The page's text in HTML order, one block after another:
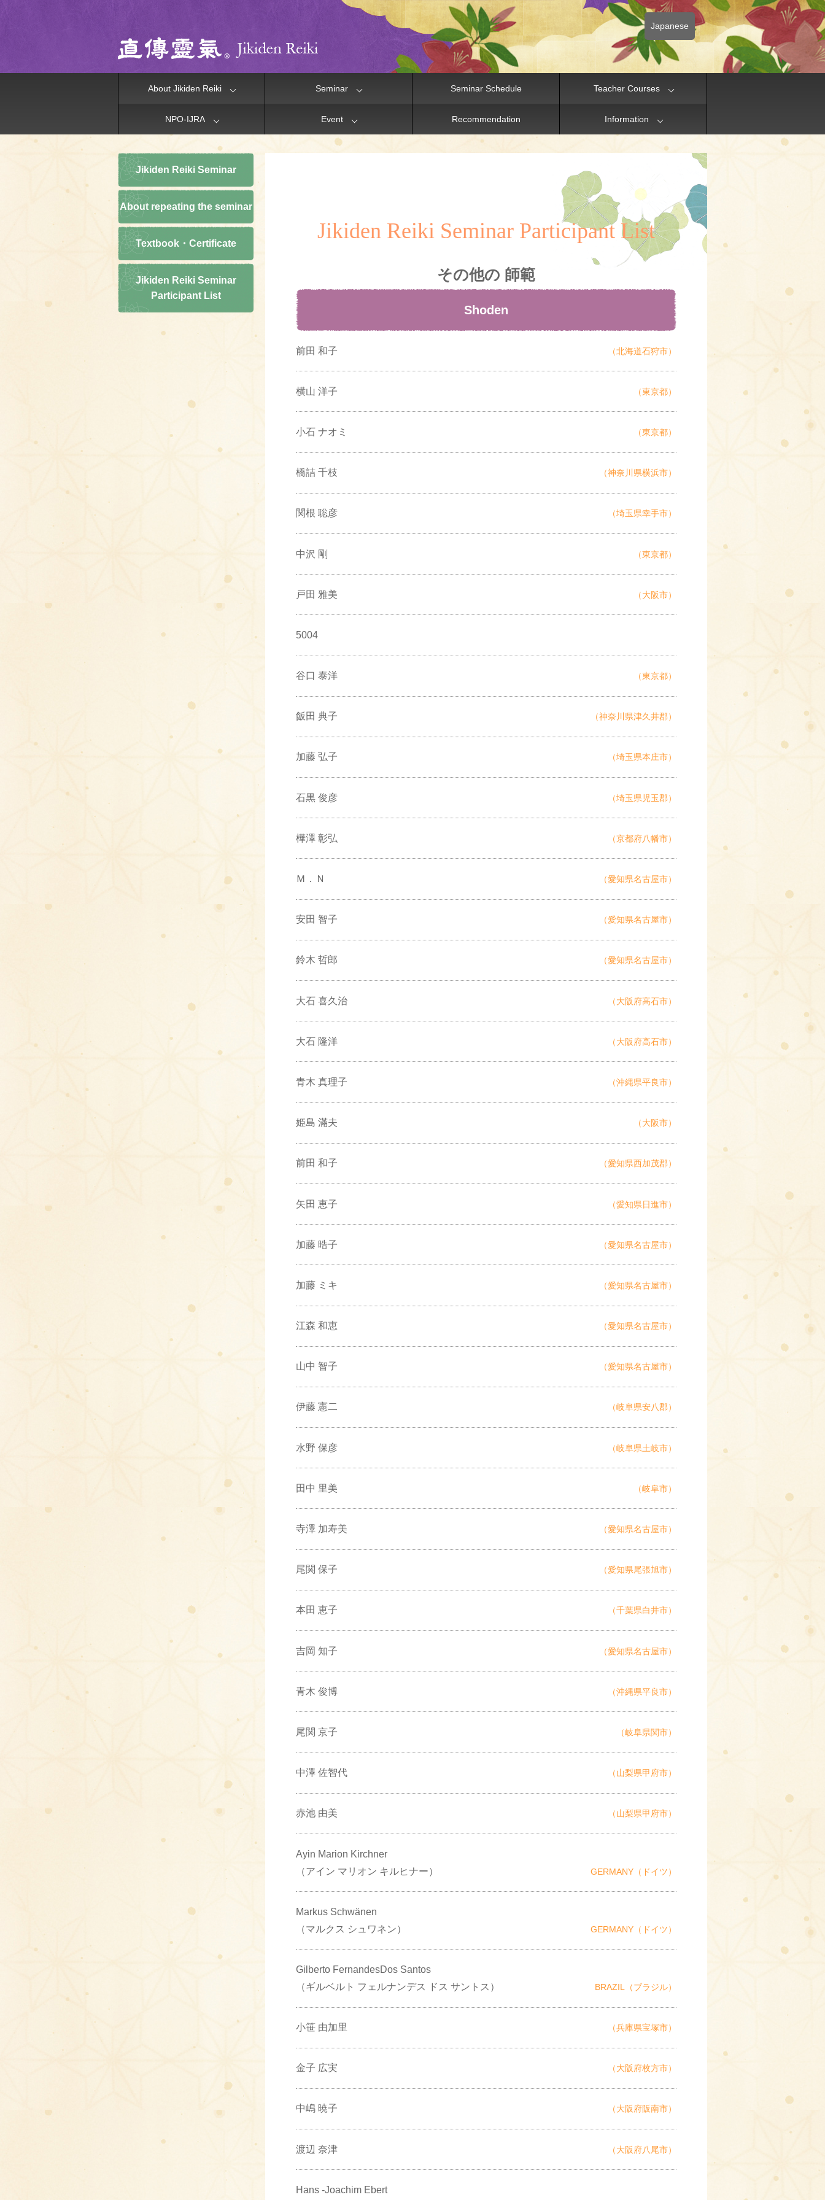
Japanese
About Jikiden Reiki Seminar Seminar Schedule Teacher Courses
NPO-IJRA Event Recommendation Information
Jikiden Reiki Seminar
About repeating the seminar
Textbook・Certificate
Jikiden Reiki Seminar
Participant List
Jikiden Reiki Seminar Participant List
その他の 師範
Shoden
前田 和子 （北海道石狩市）
横山 洋子 （東京都）
小石 ナオミ （東京都）
橋詰 千枝 （神奈川県横浜市）
関根 聡彦 （埼玉県幸手市）
中沢 剛 （東京都）
戸田 雅美 （大阪市）
5004
谷口 泰洋 （東京都）
飯田 典子 （神奈川県津久井郡）
加藤 弘子 （埼玉県本庄市）
石黒 俊彦 （埼玉県児玉郡）
樺澤 彰弘 （京都府八幡市）
Ｍ．Ｎ （愛知県名古屋市）
安田 智子 （愛知県名古屋市）
鈴木 哲郎 （愛知県名古屋市）
大石 喜久治 （大阪府高石市）
大石 隆洋 （大阪府高石市）
青木 真理子 （沖縄県平良市）
姫島 滿夫 （大阪市）
前田 和子 （愛知県西加茂郡）
矢田 恵子 （愛知県日進市）
加藤 晧子 （愛知県名古屋市）
加藤 ミキ （愛知県名古屋市）
江森 和恵 （愛知県名古屋市）
山中 智子 （愛知県名古屋市）
伊藤 憲二 （岐阜県安八郡）
水野 保彦 （岐阜県土岐市）
田中 里美 （岐阜市）
寺澤 加寿美 （愛知県名古屋市）
尾関 保子 （愛知県尾張旭市）
本田 恵子 （千葉県白井市）
吉岡 知子 （愛知県名古屋市）
青木 俊博 （沖縄県平良市）
尾関 京子 （岐阜県関市）
中澤 佐智代 （山梨県甲府市）
赤池 由美 （山梨県甲府市）
Ayin Marion Kirchner
（アイン マリオン キルヒナー）
GERMANY（ドイツ）
Markus Schwänen
（マルクス シュワネン）
GERMANY（ドイツ）
Gilberto FernandesDos Santos
（ギルベルト フェルナンデス ドス サントス）
BRAZIL（ブラジル）
小笹 由加里 （兵庫県宝塚市）
金子 広実 （大阪府枚方市）
中嶋 暁子 （大阪府阪南市）
渡辺 奈津 （大阪府八尾市）
Hans -Joachim Ebert